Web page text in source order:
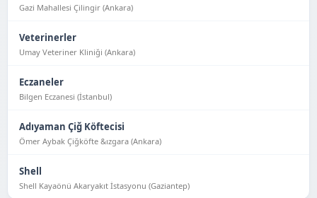
Gazi Mahallesi Çilingir (Ankara)
Veterinerler
Umay Veteriner Kliniği (Ankara)
Eczaneler
Bilgen Eczanesi (İstanbul)
Adıyaman Çiğ Köftecisi
Ömer Aybak Çiğköfte &ızgara (Ankara)
Shell
Shell Kayaönü Akaryakıt İstasyonu (Gaziantep)